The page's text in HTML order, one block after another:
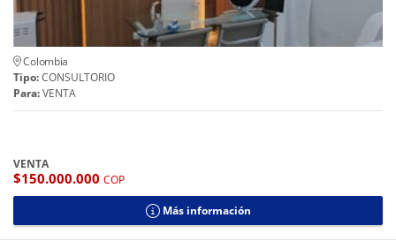
Colombia
Tipo:CONSULTORIO
Para:VENTA
VENTA
$150.000.000 COP
Más información